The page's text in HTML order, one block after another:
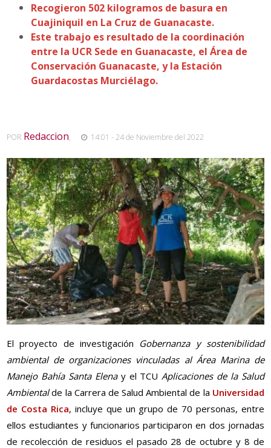
Recogieron 502 kilogramos de basura en
Cuajiniquil en La Cruz de Guanacaste.
Este trabajo es resultado de la coordinación
entre la UCR Sede en Guanacaste, el Área de
Conservación Guanacaste, y la Estación
Guardacostas Murciélago.
POR Redaccion, 14:01 - 24 de Noviembre del 2022
El proyecto de investigación Gobernanza y sostenibilidad
ambiental de organizaciones vinculadas al Área Marina de
Manejo Bahía Santa Elenay el TCUAplicaciones de la Salud
Ambientalde la Carrera de Salud Ambiental de la Universidad
de Costa Rica, incluye que un grupo de 70 personas, entre
ellos estudiantes y funcionarios participaron en dos jornadas
de recolección de residuos el pasado 28 de octubre y 8 de